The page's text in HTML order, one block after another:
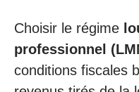
Choisir le régime
professionnel
conditions fiscales